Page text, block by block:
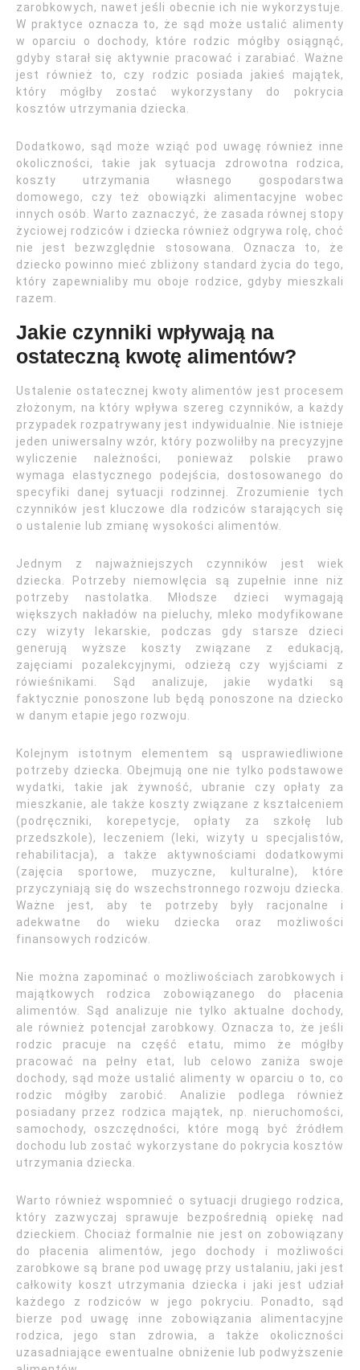
zarobkowych, nawet jeśli obecnie ich nie wykorzystuje.
W praktyce oznacza to, że sąd może ustalić alimenty
w oparciu o dochody, które rodzic mógłby osiągnąć,
gdyby starał się aktywnie pracować i zarabiać. Ważne
jest również to, czy rodzic posiada jakieś majątek,
który mógłby zostać wykorzystany do pokrycia
kosztów utrzymania dziecka.
Dodatkowo, sąd może wziąć pod uwagę również inne
okoliczności, takie jak sytuacja zdrowotna rodzica,
koszty utrzymania własnego gospodarstwa
domowego, czy też obowiązki alimentacyjne wobec
innych osób. Warto zaznaczyć, że zasada równej stopy
życiowej rodziców i dziecka również odgrywa rolę, choć
nie jest bezwzględnie stosowana. Oznacza to, że
dziecko powinno mieć zbliżony standard życia do tego,
który zapewnialiby mu oboje rodzice, gdyby mieszkali
razem.
Jakie czynniki wpływają na
ostateczną kwotę alimentów?
Ustalenie ostatecznej kwoty alimentów jest procesem
złożonym, na który wpływa szereg czynników, a każdy
przypadek rozpatrywany jest indywidualnie. Nie istnieje
jeden uniwersalny wzór, który pozwoliłby na precyzyjne
wyliczenie należności, ponieważ polskie prawo
wymaga elastycznego podejścia, dostosowanego do
specyfiki danej sytuacji rodzinnej. Zrozumienie tych
czynników jest kluczowe dla rodziców starających się
o ustalenie lub zmianę wysokości alimentów.
Jednym z najważniejszych czynników jest wiek
dziecka. Potrzeby niemowlęcia są zupełnie inne niż
potrzeby nastolatka. Młodsze dzieci wymagają
większych nakładów na pieluchy, mleko modyfikowane
czy wizyty lekarskie, podczas gdy starsze dzieci
generują wyższe koszty związane z edukacją,
zajęciami pozalekcyjnymi, odzieżą czy wyjściami z
rówieśnikami. Sąd analizuje, jakie wydatki są
faktycznie ponoszone lub będą ponoszone na dziecko
w danym etapie jego rozwoju.
Kolejnym istotnym elementem są usprawiedliwione
potrzeby dziecka. Obejmują one nie tylko podstawowe
wydatki, takie jak żywność, ubranie czy opłaty za
mieszkanie, ale także koszty związane z kształceniem
(podręczniki, korepetycje, opłaty za szkołę lub
przedszkole), leczeniem (leki, wizyty u specjalistów,
rehabilitacja), a także aktywnościami dodatkowymi
(zajęcia sportowe, muzyczne, kulturalne), które
przyczyniają się do wszechstronnego rozwoju dziecka.
Ważne jest, aby te potrzeby były racjonalne i
adekwatne do wieku dziecka oraz możliwości
finansowych rodziców.
Nie można zapominać o możliwościach zarobkowych i
majątkowych rodzica zobowiązanego do płacenia
alimentów. Sąd analizuje nie tylko aktualne dochody,
ale również potencjał zarobkowy. Oznacza to, że jeśli
rodzic pracuje na część etatu, mimo że mógłby
pracować na pełny etat, lub celowo zaniża swoje
dochody, sąd może ustalić alimenty w oparciu o to, co
rodzic mógłby zarobić. Analizie podlega również
posiadany przez rodzica majątek, np. nieruchomości,
samochody, oszczędności, które mogą być źródłem
dochodu lub zostać wykorzystane do pokrycia kosztów
utrzymania dziecka.
Warto również wspomnieć o sytuacji drugiego rodzica,
który zazwyczaj sprawuje bezpośrednią opiekę nad
dzieckiem. Chociaż formalnie nie jest on zobowiązany
do płacenia alimentów, jego dochody i możliwości
zarobkowe są brane pod uwagę przy ustalaniu, jaki jest
całkowity koszt utrzymania dziecka i jaki jest udział
każdego z rodziców w jego pokryciu. Ponadto, sąd
bierze pod uwagę inne zobowiązania alimentacyjne
rodzica, jego stan zdrowia, a także okoliczności
uzasadniające ewentualne obniżenie lub podwyższenie